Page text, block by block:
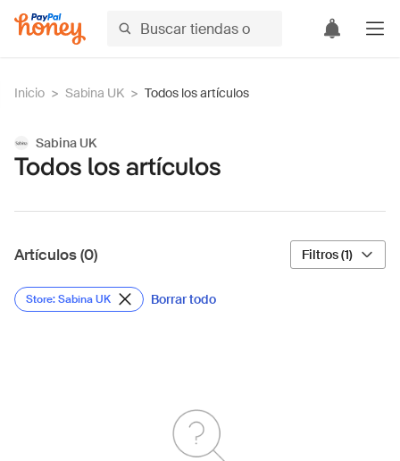
Inicio > Sabina UK > Todos los artículos
Sabina UK
Todos los artículos
Artículos (0) Filtros (1)
Store: Sabina UK Borrar todo